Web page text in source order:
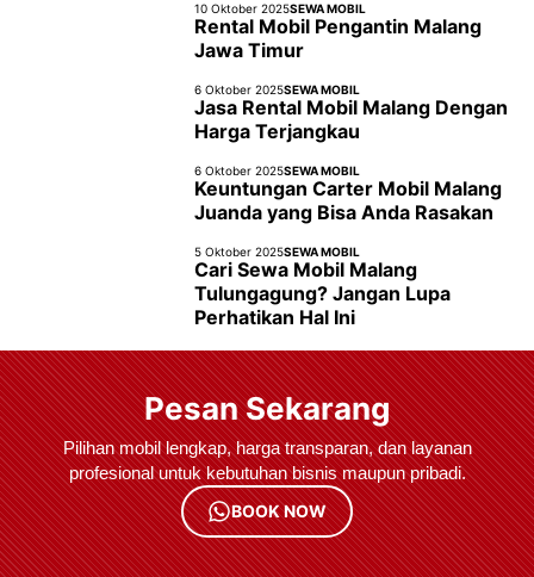
10 Oktober 2025SEWA MOBIL
Rental Mobil Pengantin Malang
Jawa Timur
6 Oktober 2025SEWA MOBIL
Jasa Rental Mobil Malang Dengan
Harga Terjangkau
6 Oktober 2025SEWA MOBIL
Keuntungan Carter Mobil Malang
Juanda yang Bisa Anda Rasakan
5 Oktober 2025SEWA MOBIL
Cari Sewa Mobil Malang
Tulungagung? Jangan Lupa
Perhatikan Hal Ini
Pesan Sekarang
Pilihan mobil lengkap, harga transparan, dan layanan
profesional untuk kebutuhan bisnis maupun pribadi.
BOOK NOW